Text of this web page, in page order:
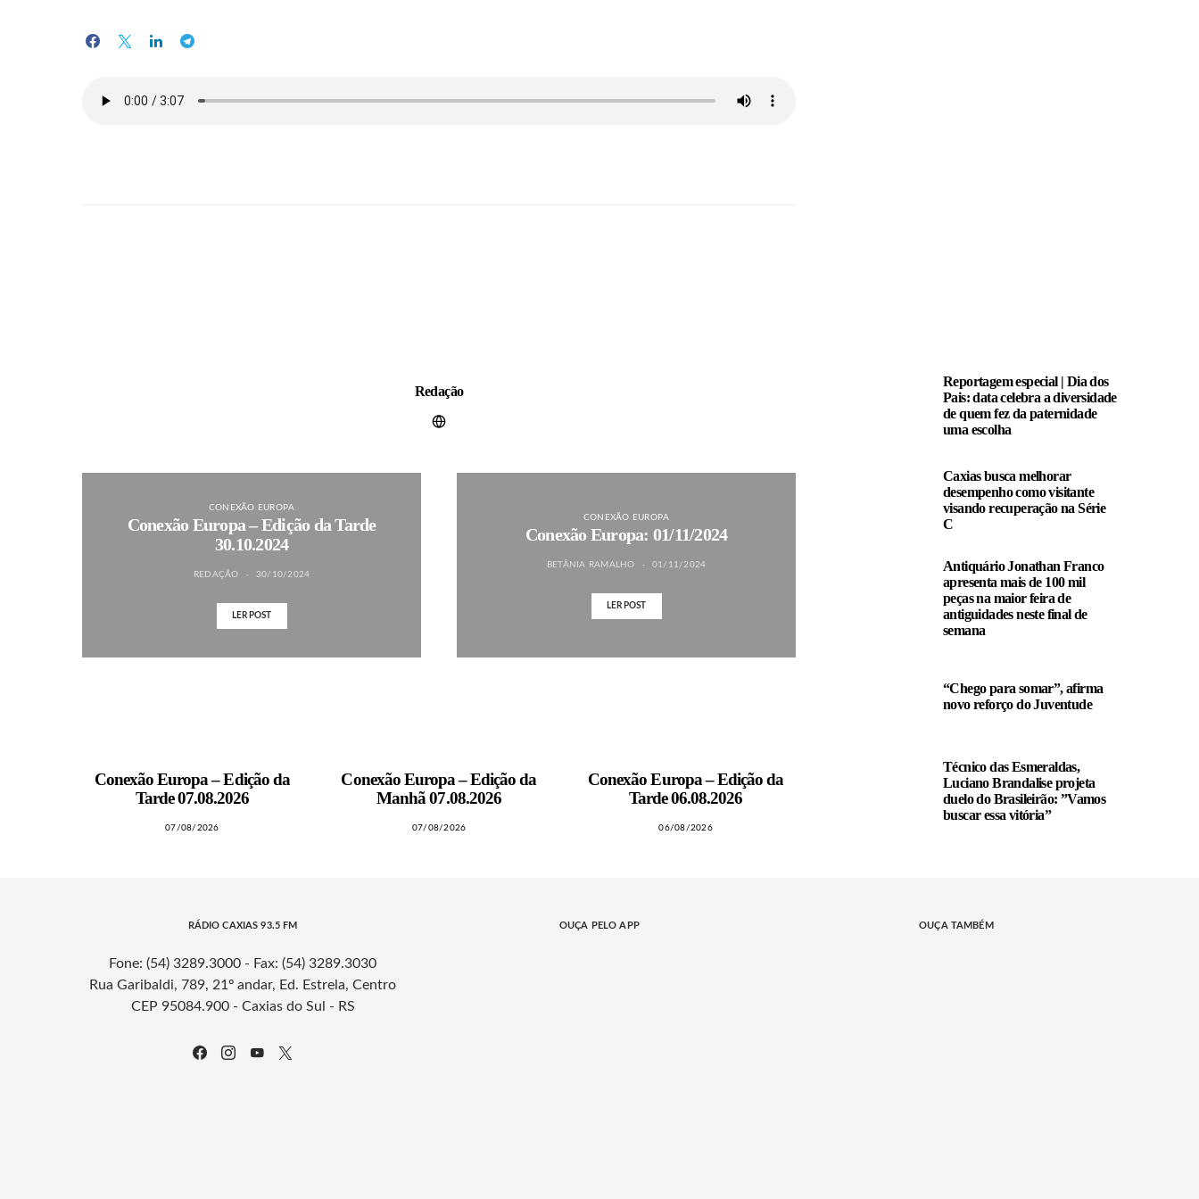
Redação
CONEXÃO EUROPA
Conexão Europa – Edição da Tarde
30.10.2024
REDAÇÃO 30/10/2024
LER POST
CONEXÃO EUROPA
Conexão Europa: 01/11/2024
BETÂNIA RAMALHO 01/11/2024
LER POST
Conexão Europa – Edição da
Tarde 07.08.2026
07/08/2026
Conexão Europa – Edição da
Manhã 07.08.2026
07/08/2026
Conexão Europa – Edição da
Tarde 06.08.2026
06/08/2026
Reportagem especial | Dia dos
Pais: data celebra a diversidade
de quem fez da paternidade
uma escolha
Caxias busca melhorar
desempenho como visitante
visando recuperação na Série
C
Antiquário Jonathan Franco
apresenta mais de 100 mil
peças na maior feira de
antiguidades neste final de
semana
“Chego para somar”, afirma
novo reforço do Juventude
Técnico das Esmeraldas,
Luciano Brandalise projeta
duelo do Brasileirão: ”Vamos
buscar essa vitória”
RÁDIO CAXIAS 93.5 FM
Fone: (54) 3289.3000 - Fax: (54) 3289.3030
Rua Garibaldi, 789, 21º andar, Ed. Estrela, Centro
CEP 95084.900 - Caxias do Sul - RS
OUÇA PELO APP OUÇA TAMBÉM